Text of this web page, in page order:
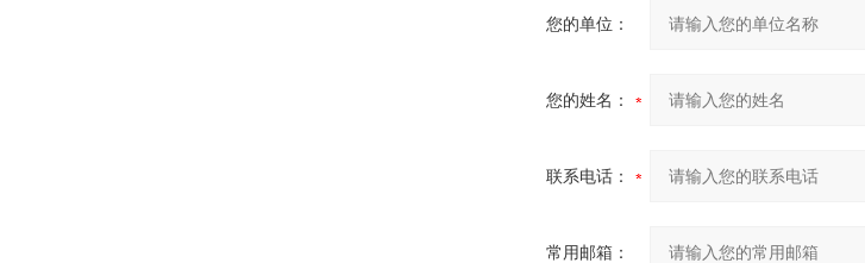
您的单位：
您的姓名：
联系电话：
常用邮箱：